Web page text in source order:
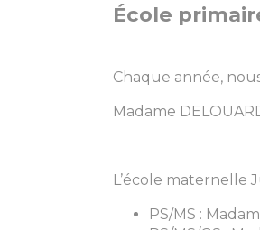
École
Chaque année,
Madame
L’école maternelle
PS/MS :